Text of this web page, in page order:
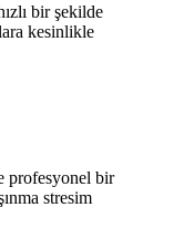
bir şekilde
kesinlikle
profesyonel bir
stresim